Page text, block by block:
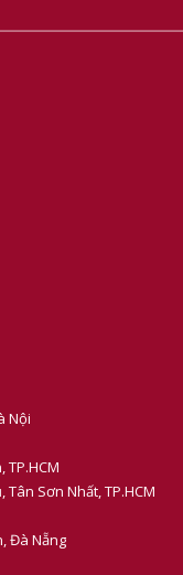
Nội
TP.HCM
Sơn Nhất, TP.HCM
Đà Nẵng